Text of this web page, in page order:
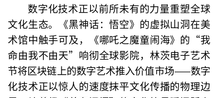
数字化技术正以前所未有的力量重塑全球
文化生态。《黑神话：悟空》的虚拟山洞在美
术馆中触手可及，《哪吒之魔童闹海》的“我
命由我不由天”响彻全球影院，林茨电子艺术
节将区块链上的数字艺术推入价值市场——数字
化技术正以惊人的速度抹平文化传播的物理边